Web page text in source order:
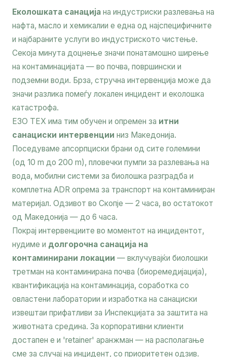
Еколошката санација на индустриски разлевања на
нафта, масло и хемикалии е една од најспецифичните
и најбараните услуги во индустриското чистење.
Секоја минута доцнење значи понатамошно ширење
на контаминацијата — во почва, површински и
подземни води. Брза, стручна интервенција може да
значи разлика помеѓу локален инцидент и еколошка
катастрофа.
ЕЗО ТЕХ има тим обучен и опремен за итни
санациски интервенции низ Македонија.
Поседуваме апсорпциски брани од сите големини
(од 10 m до 200 m), пловечки пумпи за разлевања на
вода, мобилни системи за биолошка разградба и
комплетна ADR опрема за транспорт на контаминиран
материјал. Одзивот во Скопје — 2 часа, во остатокот
од Македонија — до 6 часа.
Покрај интервенциите во моментот на инцидентот,
нудиме и долгорочна санација на
контаминирани локации — вклучувајќи биолошки
третман на контаминирана почва (биоремедијација),
квантификација на контаминација, соработка со
овластени лаборатории и изработка на санациски
извештаи прифатливи за Инспекцијата за заштита на
животната средина. За корпоративни клиенти
достапен е и 'retainer' аранжман — на располагање
сме за случај на инцидент, со приоритетен одзив.